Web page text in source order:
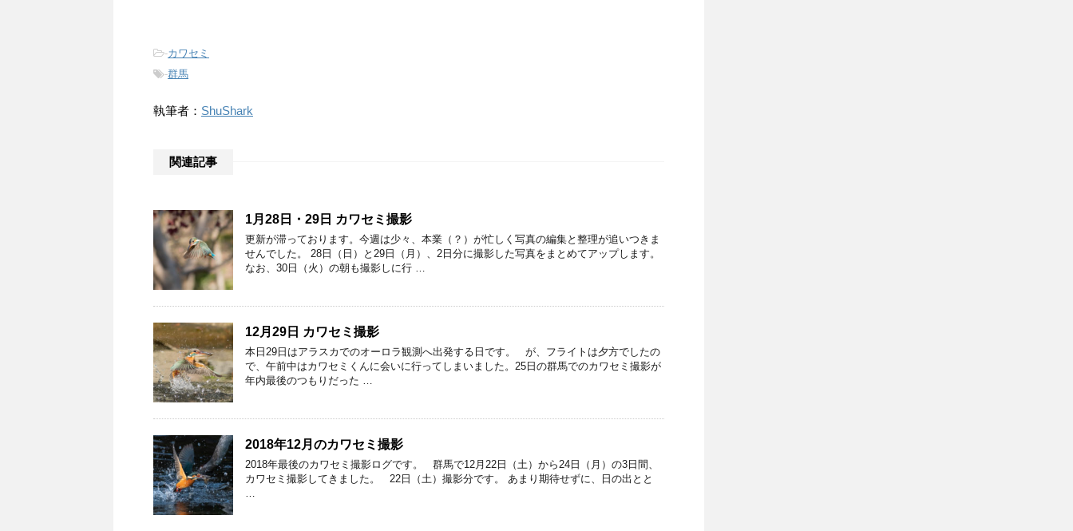
-カワセミ
-群馬
執筆者： ShuShark
関連記事
1月28日・29日 カワセミ撮影
更新が滞っております。今週は少々、本業（？）が忙しく写真の編集と整理が追いつきま
せんでした。 28日（日）と29日（月）、2日分に撮影した写真をまとめてアップします。
なお、30日（火）の朝も撮影しに行 …
12月29日 カワセミ撮影
本日29日はアラスカでのオーロラ観測へ出発する日です。 が、フライトは夕方でしたの
で、午前中はカワセミくんに会いに行ってしまいました。25日の群馬でのカワセミ撮影が
年内最後のつもりだった …
2018年12月のカワセミ撮影
2018年最後のカワセミ撮影ログです。 群馬で12月22日（土）から24日（月）の3日間、
カワセミ撮影してきました。 22日（土）撮影分です。 あまり期待せずに、日の出とと
…